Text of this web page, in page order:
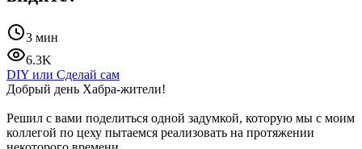
3 мин
6.3K
DIY или Сделай сам
Добрый день Хабра-жители!
Решил с вами поделиться одной задумкой, которую мы с моим
коллегой по цеху пытаемся реализовать на протяжении